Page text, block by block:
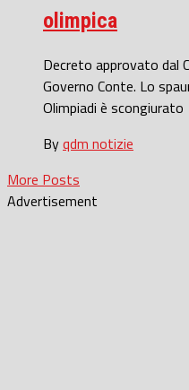
olimpica
Decreto approvato dal
Governo Conte. Lo
Olimpiadi è
Byqdm notizie
More Posts
Advertisement